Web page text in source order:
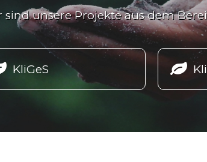
sind unsere Projekte aus dem
KliGeS 